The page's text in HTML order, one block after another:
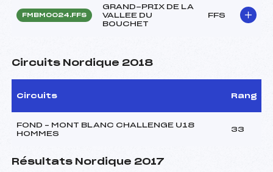
FMBM0024.FFS
GRAND-PRIX DE LA
VALLEE DU
BOUCHET
FFS
Circuits Nordique 2018
Circuits Rang
FOND – MONT BLANC CHALLENGE U18
HOMMES
33
Résultats Nordique 2017